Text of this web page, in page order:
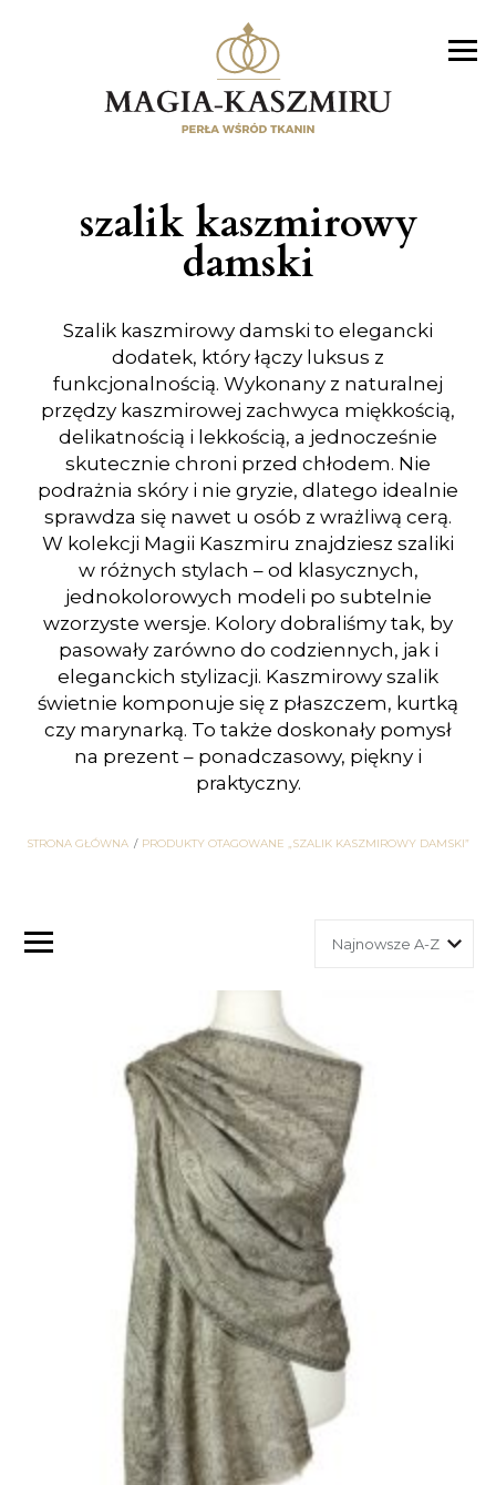
szalik kaszmirowy
damski
Szalik kaszmirowy damski to elegancki
dodatek, który łączy luksus z
funkcjonalnością. Wykonany z naturalnej
przędzy kaszmirowej zachwyca miękkością,
delikatnością i lekkością, a jednocześnie
skutecznie chroni przed chłodem. Nie
podrażnia skóry i nie gryzie, dlatego idealnie
sprawdza się nawet u osób z wrażliwą cerą.
W kolekcji Magii Kaszmiru znajdziesz szaliki
w różnych stylach – od klasycznych,
jednokolorowych modeli po subtelnie
wzorzyste wersje. Kolory dobraliśmy tak, by
pasowały zarówno do codziennych, jak i
eleganckich stylizacji. Kaszmirowy szalik
świetnie komponuje się z płaszczem, kurtką
czy marynarką. To także doskonały pomysł
na prezent – ponadczasowy, piękny i
praktyczny.
STRONA GŁÓWNA PRODUKTY OTAGOWANE „SZALIK KASZMIROWY DAMSKI”